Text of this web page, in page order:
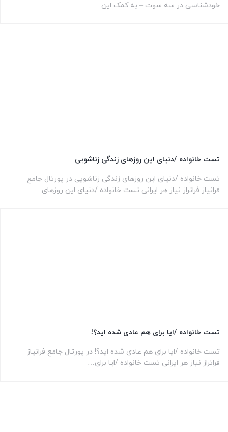
خودشناسی در سه سوت – به کمک این…
تست خانواده /دنیای این روزهای زندگی زناشویی
تست خانواده /دنیای این روزهای زندگی زناشویی در پورتال جامع
فرانیاز فراتراز نیاز هر ایرانی تست خانواده /دنیای این روزهای…
تست خانواده /ایا برای هم عادی شده اید؟!
تست خانواده /ایا برای هم عادی شده اید؟! در پورتال جامع فرانیاز
فراتراز نیاز هر ایرانی تست خانواده /ایا برای…